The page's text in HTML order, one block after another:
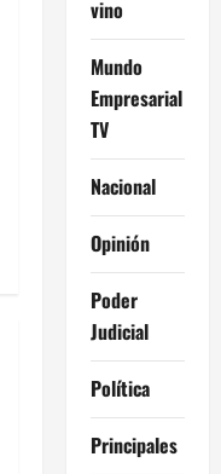
vino
Mundo
Empresarial
TV
Nacional
Opinión
Poder
Judicial
Política
Principales